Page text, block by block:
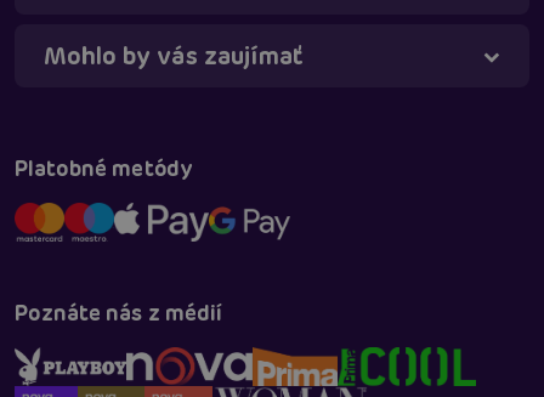
Mohlo by vás zaujímať
Platobné metódy
Poznáte nás z médií